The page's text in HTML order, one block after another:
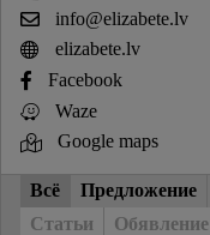
info@elizabete.lv
elizabete.lv
Facebook
Waze
Google maps
Всё Предложение
Статьи
Обявление